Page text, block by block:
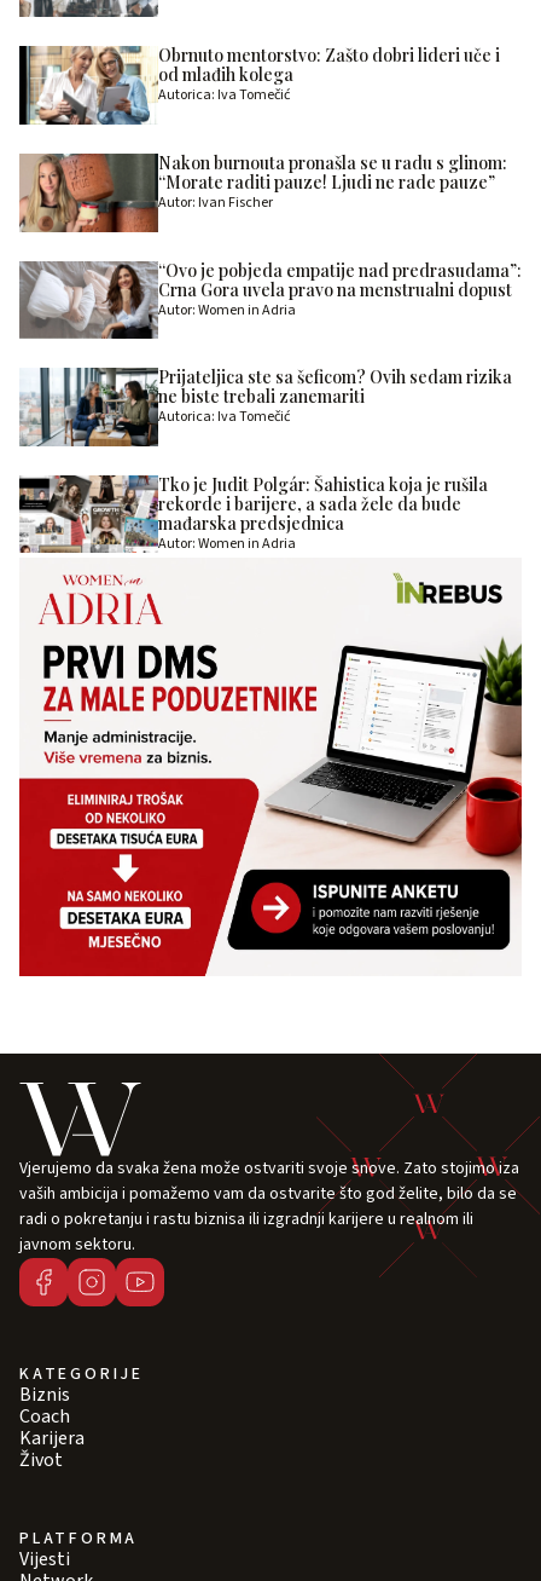
Obrnuto mentorstvo: Zašto dobri lideri uče i
od mlađih kolega
Autorica: Iva Tomečić
Nakon burnouta pronašla se u radu s glinom:
“Morate raditi pauze! Ljudi ne rade pauze”
Autor: Ivan Fischer
“Ovo je pobjeda empatije nad predrasudama”:
Crna Gora uvela pravo na menstrualni dopust
Autor: Women in Adria
Prijateljica ste sa šeficom? Ovih sedam rizika
ne biste trebali zanemariti
Autorica: Iva Tomečić
Tko je Judit Polgár: Šahistica koja je rušila
rekorde i barijere, a sada žele da bude
mađarska predsjednica
Autor: Women in Adria
Vjerujemo da svaka žena može ostvariti svoje snove. Zato stojimo iza
vaših ambicija i pomažemo vam da ostvarite što god želite, bilo da se
radi o pokretanju i rastu biznisa ili izgradnji karijere u realnom ili
javnom sektoru.
KATEGORIJE
Biznis
Coach
Karijera
Život
PLATFORMA
Vijesti